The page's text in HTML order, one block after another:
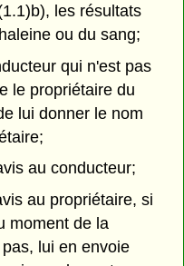
les résultats
ou du sang;
qui n'est pas
le propriétaire du
lui donner le nom
au conducteur;
au propriétaire, si
moment de la
lui en envoie